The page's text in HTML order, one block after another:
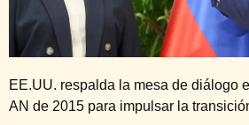
EE.UU. respalda la mesa de diálogo
AN de 2015 para impulsar la